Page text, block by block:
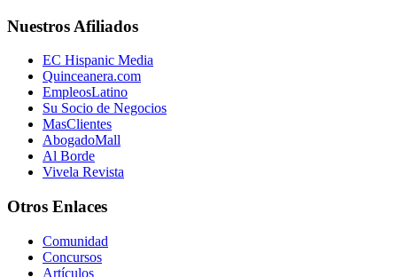
Nuestros Afiliados
EC Hispanic Media
Quinceanera.com
EmpleosLatino
Su Socio de Negocios
MasClientes
AbogadoMall
Al Borde
Vivela Revista
Otros Enlaces
Comunidad
Concursos
Artículos